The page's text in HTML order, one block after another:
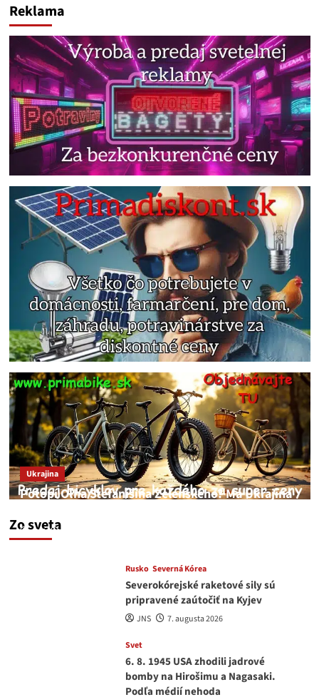
Reklama
Zo sveta
Ukrajina
Potopí Oľha Stefanišina Zelenského? Má Ukrajina
JNS
Rusko Severná Kórea
Severokórejské raketové sily sú
pripravené zaútočiť na Kyjev
JNS 7. augusta 2026
Svet
6. 8. 1945 USA zhodili jadrové
bomby na Hirošimu a Nagasaki.
Podľa médií nehoda